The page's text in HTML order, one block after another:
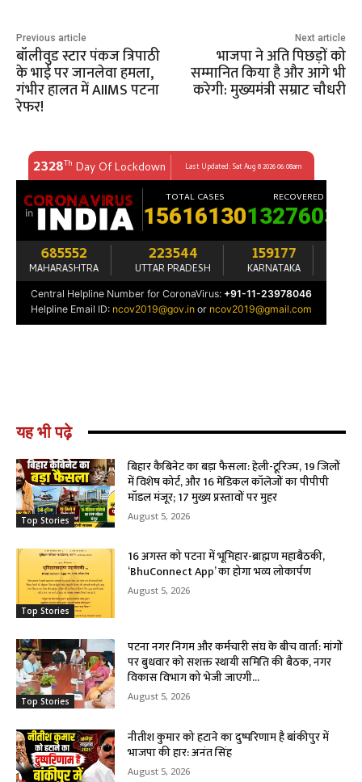
Previous article
बॉलीवुड स्टार पंकज त्रिपाठी
के भाई पर जानलेवा हमला,
गंभीर हालत में AIIMS पटना
रेफर!
Next article
भाजपा ने अति पिछड़ों को
सम्मानित किया है और आगे भी
करेगी: मुख्यमंत्री सम्राट चौधरी
यह भी पढ़े
Top Stories
बिहार कैबिनेट का बड़ा फैसला: हेली-टूरिज्म, 19 जिलों
में विशेष कोर्ट, और 16 मेडिकल कॉलेजों का पीपीपी
मॉडल मंजूर; 17 मुख्य प्रस्तावों पर मुहर
August 5, 2026
Top Stories
16 अगस्त को पटना में भूमिहार-ब्राह्मण महाबैठकी,
‘BhuConnect App’ का होगा भव्य लोकार्पण
August 5, 2026
Top Stories
पटना नगर निगम और कर्मचारी संघ के बीच वार्ता: मांगों
पर बुधवार को सशक्त स्थायी समिति की बैठक, नगर
विकास विभाग को भेजी जाएगी...
August 5, 2026
नीतीश कुमार को हटाने का दुष्परिणाम है बांकीपुर में
भाजपा की हार: अनंत सिंह
August 5, 2026